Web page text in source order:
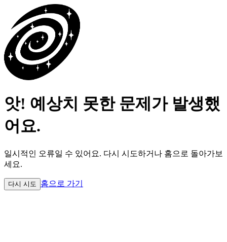
앗! 예상치 못한 문제가 발생했
어요.
일시적인 오류일 수 있어요. 다시 시도하거나 홈으로 돌아가보
세요.
다시 시도 홈으로 가기